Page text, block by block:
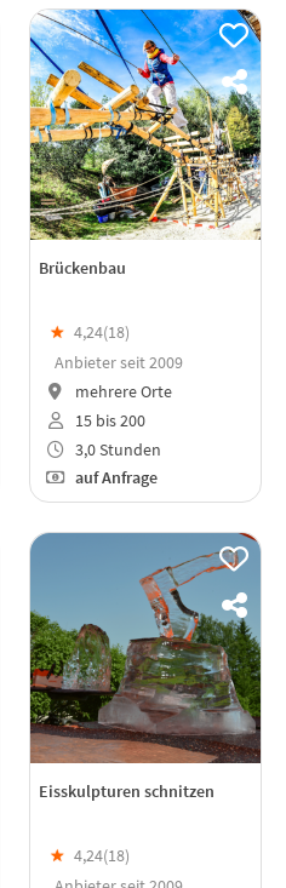
Brückenbau
★ 4,24(18)
Anbieter seit 2009
mehrere Orte
15 bis 200
3,0 Stunden
auf Anfrage
Eisskulpturen schnitzen
★ 4,24(18)